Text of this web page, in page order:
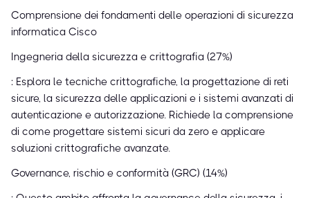
Comprensione dei fondamenti delle operazioni di sicurezza
informatica Cisco
Ingegneria della sicurezza e crittografia (27%)
: Esplora le tecniche crittografiche, la progettazione di reti
sicure, la sicurezza delle applicazioni e i sistemi avanzati di
autenticazione e autorizzazione. Richiede la comprensione
di come progettare sistemi sicuri da zero e applicare
soluzioni crittografiche avanzate.
Governance, rischio e conformità (GRC) (14%)